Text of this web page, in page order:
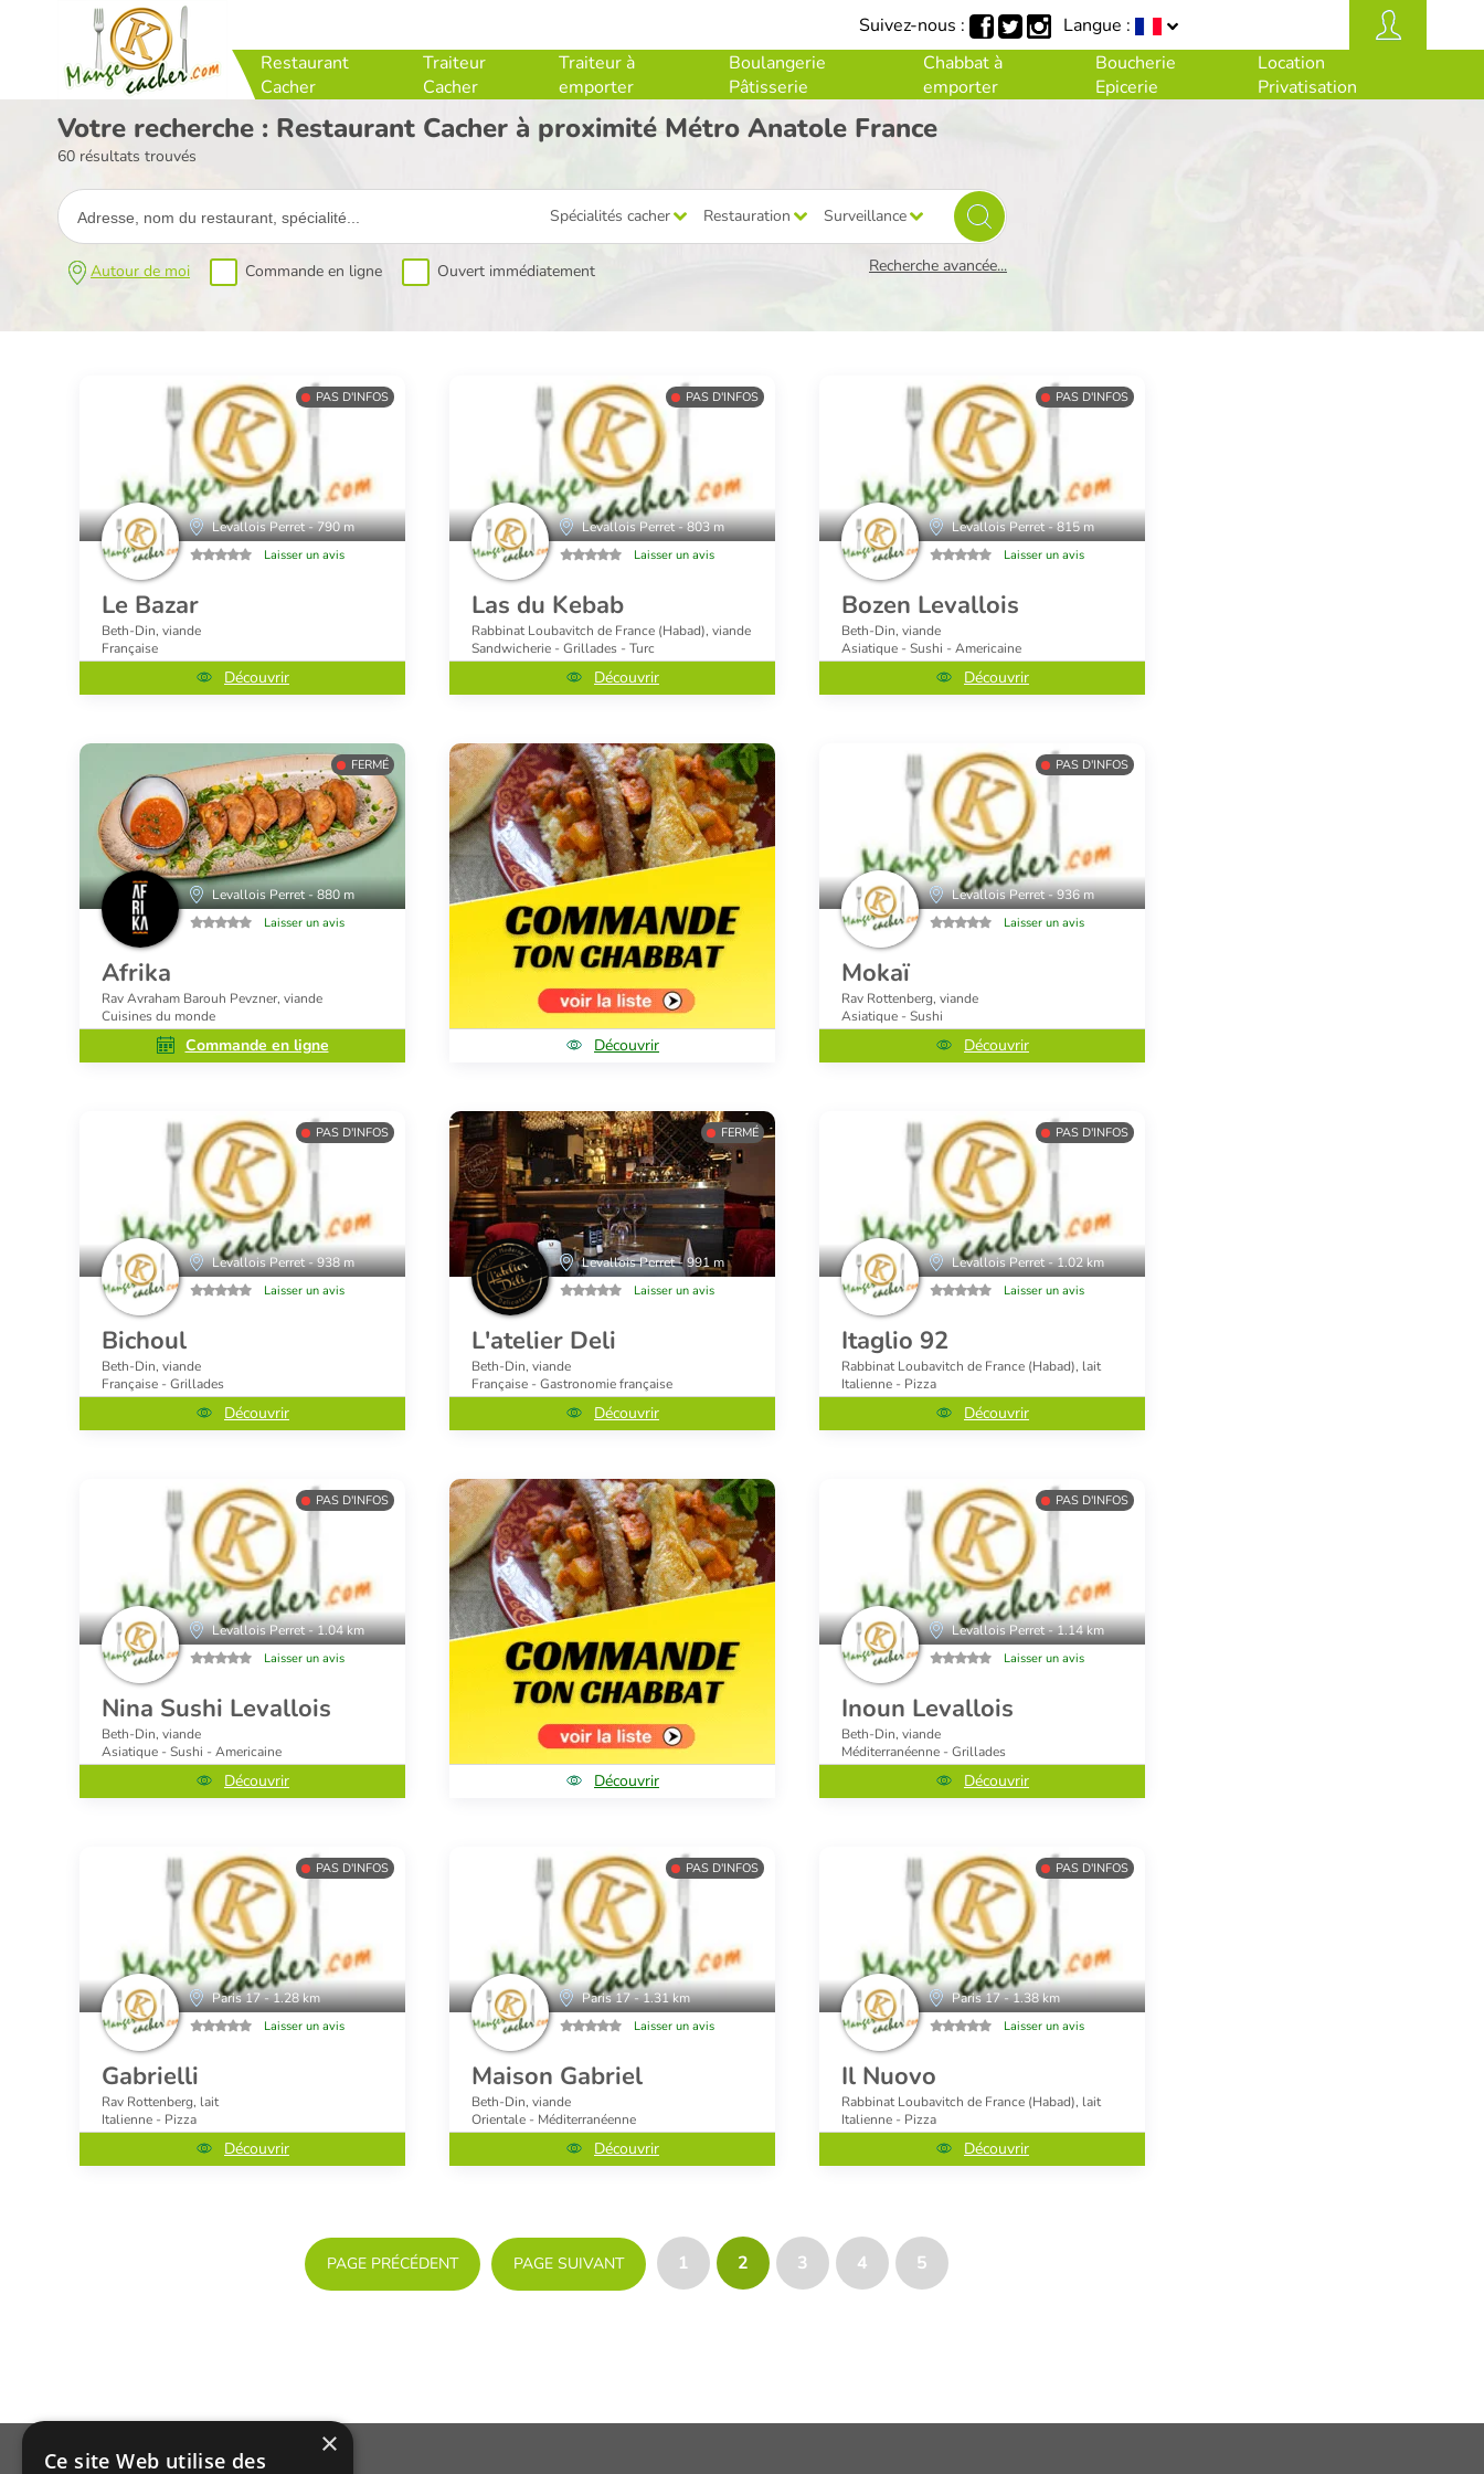
Langue :
Restaurant
Cacher
Traiteur
Cacher
Traiteur à
emporter
Boulangerie
Pâtisserie
Chabbat à
emporter
Boucherie
Epicerie
Location
Privatisation
Suivez-nous :
Votre recherche : Restaurant Cacher à proximité Métro Anatole France
60 résultats trouvés
Spécialités cacher Restauration Surveillance
Autour de moi Commande en ligne Ouvert immédiatement Recherche avancée...
PAS D'INFOS
Levallois Perret - 790 m
Laisser un avis
Le Bazar
Beth-Din, viande
Française
Découvrir
PAS D'INFOS
Levallois Perret - 803 m
Laisser un avis
Las du Kebab
Rabbinat Loubavitch de France (Habad), viande
Sandwicherie - Grillades - Turc
Découvrir
PAS D'INFOS
Levallois Perret - 815 m
Laisser un avis
Bozen Levallois
Beth-Din, viande
Asiatique - Sushi - Americaine
Découvrir
FERMÉ
Levallois Perret - 880 m
Laisser un avis
Afrika
Rav Avraham Barouh Pevzner, viande
Cuisines du monde
Commande en ligne Découvrir
PAS D'INFOS
Levallois Perret - 936 m
Laisser un avis
Mokaï
Rav Rottenberg, viande
Asiatique - Sushi
Découvrir
PAS D'INFOS
Levallois Perret - 938 m
Laisser un avis
Bichoul
Beth-Din, viande
Française - Grillades
Découvrir
FERMÉ
Levallois Perret - 991 m
Laisser un avis
L'atelier Deli
Beth-Din, viande
Française - Gastronomie française
Découvrir
PAS D'INFOS
Levallois Perret - 1.02 km
Laisser un avis
Itaglio 92
Rabbinat Loubavitch de France (Habad), lait
Italienne - Pizza
Découvrir
PAS D'INFOS
Levallois Perret - 1.04 km
Laisser un avis
Nina Sushi Levallois
Beth-Din, viande
Asiatique - Sushi - Americaine
Découvrir Découvrir
PAS D'INFOS
Levallois Perret - 1.14 km
Laisser un avis
Inoun Levallois
Beth-Din, viande
Méditerranéenne - Grillades
Découvrir
PAS D'INFOS
Paris 17 - 1.28 km
Laisser un avis
Gabrielli
Rav Rottenberg, lait
Italienne - Pizza
Découvrir
PAS D'INFOS
Paris 17 - 1.31 km
Laisser un avis
Maison Gabriel
Beth-Din, viande
Orientale - Méditerranéenne
Découvrir
PAS D'INFOS
Paris 17 - 1.38 km
Laisser un avis
Il Nuovo
Rabbinat Loubavitch de France (Habad), lait
Italienne - Pizza
Découvrir
PAGE PRÉCÉDENT PAGE SUIVANT 1 2 3 4 5
×
Ce site Web utilise des